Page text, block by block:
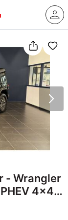
- Wrangler
4x4